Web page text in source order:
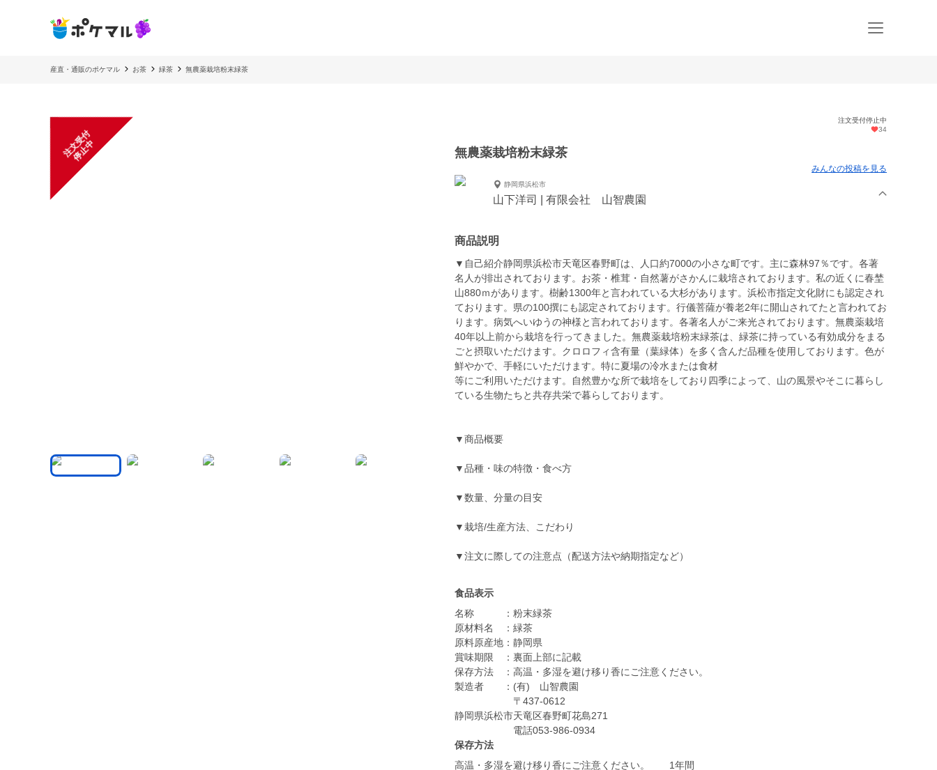
産直・通販のポケマル お茶 緑茶 無農薬栽培粉末緑茶
注
文
受
付
停
止
中
注文受付停止中
34
無農薬栽培粉末緑茶
みんなの投稿を見る
静岡県浜松市
山下洋司 | 有限会社 山智農園
商品説明
▼自己紹介静岡県浜松市天竜区春野町は、人口約7000の小さな町です。主に森林97％です。各著
名人が排出されております。お茶・椎茸・自然薯がさかんに栽培されております。私の近くに春埜
山880ｍがあります。樹齢1300年と言われている大杉があります。浜松市指定文化財にも認定され
ております。県の100撰にも認定されております。行儀菩薩が養老2年に開山されてたと言われてお
ります。病気へいゆうの神様と言われております。各著名人がご来光されております。無農薬栽培
40年以上前から栽培を行ってきました。無農薬栽培粉末緑茶は、緑茶に持っている有効成分をまる
ごと摂取いただけます。クロロフィ含有量（葉緑体）を多く含んだ品種を使用しております。色が
鮮やかで、手軽にいただけます。特に夏場の冷水または食材
等にご利用いただけます。自然豊かな所で栽培をしており四季によって、山の風景やそこに暮らし
ている生物たちと共存共栄で暮らしております。
▼商品概要
▼品種・味の特徴・食べ方
▼数量、分量の目安
▼栽培/生産方法、こだわり
▼注文に際しての注意点（配送方法や納期指定など）
食品表示
名称 ：粉末緑茶
原材料名 ：緑茶
原料原産地：静岡県
賞味期限 ：裏面上部に記載
保存方法 ：高温・多湿を避け移り香にご注意ください。
製造者 ：(有) 山智農園
〒437-0612
静岡県浜松市天竜区春野町花島271
保存方法
高温・多湿を避け移り香にご注意ください。 1年間